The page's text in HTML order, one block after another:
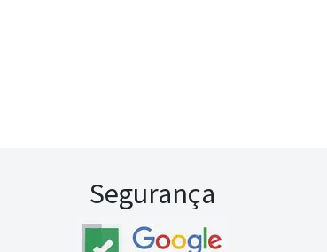
Segurança